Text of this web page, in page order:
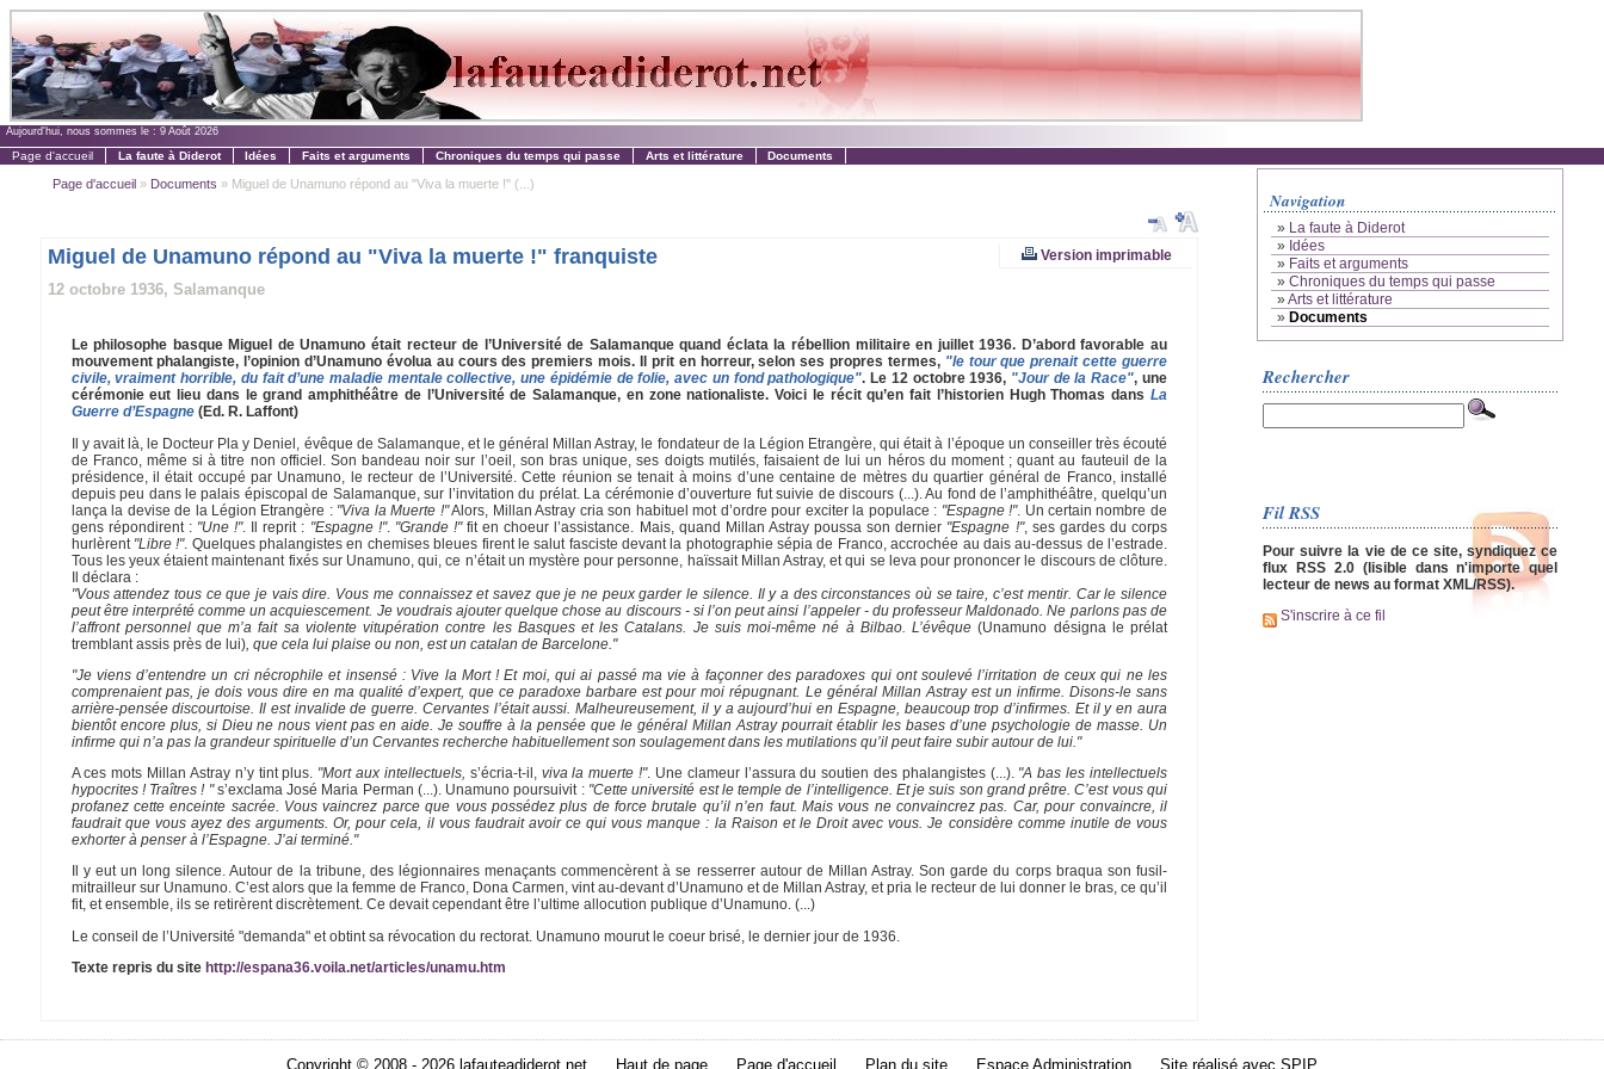
Aujourd'hui, nous sommes le : 9 Août 2026
Page d'accueil La faute à Diderot Idées Faits et arguments Chroniques du temps qui passe Arts et littérature Documents
Page d'accueil» Documents » Miguel de Unamuno répond au "Viva la muerte !" (...)
Version imprimable
Miguel de Unamuno répond au "Viva la muerte !" franquiste
12 octobre 1936, Salamanque
Le philosophe basque Miguel de Unamuno était recteur de l’Université de Salamanque quand éclata la rébellion militaire en juillet 1936. D’abord favorable au
mouvement phalangiste, l’opinion d’Unamuno évolua au cours des premiers mois. Il prit en horreur, selon ses propres termes, "le tour que prenait cette guerre
civile, vraiment horrible, du fait d’une maladie mentale collective, une épidémie de folie, avec un fond pathologique". Le 12 octobre 1936, "Jour de la Race", une
cérémonie eut lieu dans le grand amphithéâtre de l’Université de Salamanque, en zone nationaliste. Voici le récit qu’en fait l’historien Hugh Thomas dans La
Guerre d’Espagne(Ed. R. Laffont)
Il y avait là, le Docteur Pla y Deniel, évêque de Salamanque, et le général Millan Astray, le fondateur de la Légion Etrangère, qui était à l’époque un conseiller très écouté
de Franco, même si à titre non officiel. Son bandeau noir sur l’oeil, son bras unique, ses doigts mutilés, faisaient de lui un héros du moment ; quant au fauteuil de la
présidence, il était occupé par Unamuno, le recteur de l’Université. Cette réunion se tenait à moins d’une centaine de mètres du quartier général de Franco, installé
depuis peu dans le palais épiscopal de Salamanque, sur l’invitation du prélat. La cérémonie d’ouverture fut suivie de discours (...). Au fond de l’amphithéâtre, quelqu’un
lança la devise de la Légion Etrangère : "Viva la Muerte !"Alors, Millan Astray cria son habituel mot d’ordre pour exciter la populace : "Espagne !". Un certain nombre de
gens répondirent : "Une !". Il reprit : "Espagne !". "Grande !"fit en choeur l’assistance. Mais, quand Millan Astray poussa son dernier "Espagne !", ses gardes du corps
hurlèrent "Libre !". Quelques phalangistes en chemises bleues firent le salut fasciste devant la photographie sépia de Franco, accrochée au dais au-dessus de l’estrade.
Tous les yeux étaient maintenant fixés sur Unamuno, qui, ce n’était un mystère pour personne, haïssait Millan Astray, et qui se leva pour prononcer le discours de clôture.
Il déclara :
"Vous attendez tous ce que je vais dire. Vous me connaissez et savez que je ne peux garder le silence. Il y a des circonstances où se taire, c’est mentir. Car le silence
peut être interprété comme un acquiescement. Je voudrais ajouter quelque chose au discours - si l’on peut ainsi l’appeler - du professeur Maldonado. Ne parlons pas de
l’affront personnel que m’a fait sa violente vitupération contre les Basques et les Catalans. Je suis moi-même né à Bilbao. L’évêque (Unamuno désigna le prélat
tremblant assis près de lui), que cela lui plaise ou non, est un catalan de Barcelone."
"Je viens d’entendre un cri nécrophile et insensé : Vive la Mort ! Et moi, qui ai passé ma vie à façonner des paradoxes qui ont soulevé l’irritation de ceux qui ne les
comprenaient pas, je dois vous dire en ma qualité d’expert, que ce paradoxe barbare est pour moi répugnant. Le général Millan Astray est un infirme. Disons-le sans
arrière-pensée discourtoise. Il est invalide de guerre. Cervantes l’était aussi. Malheureusement, il y a aujourd’hui en Espagne, beaucoup trop d’infirmes. Et il y en aura
bientôt encore plus, si Dieu ne nous vient pas en aide. Je souffre à la pensée que le général Millan Astray pourrait établir les bases d’une psychologie de masse. Un
infirme qui n’a pas la grandeur spirituelle d’un Cervantes recherche habituellement son soulagement dans les mutilations qu’il peut faire subir autour de lui."
A ces mots Millan Astray n’y tint plus. "Mort aux intellectuels, s’écria-t-il, viva la muerte !". Une clameur l’assura du soutien des phalangistes (...). "A bas les intellectuels
hypocrites ! Traîtres ! "s’exclama José Maria Perman (...). Unamuno poursuivit : "Cette université est le temple de l’intelligence. Et je suis son grand prêtre. C’est vous qui
profanez cette enceinte sacrée. Vous vaincrez parce que vous possédez plus de force brutale qu’il n’en faut. Mais vous ne convaincrez pas. Car, pour convaincre, il
faudrait que vous ayez des arguments. Or, pour cela, il vous faudrait avoir ce qui vous manque : la Raison et le Droit avec vous. Je considère comme inutile de vous
exhorter à penser à l’Espagne. J’ai terminé."
Il y eut un long silence. Autour de la tribune, des légionnaires menaçants commencèrent à se resserrer autour de Millan Astray. Son garde du corps braqua son fusil-
mitrailleur sur Unamuno. C’est alors que la femme de Franco, Dona Carmen, vint au-devant d’Unamuno et de Millan Astray, et pria le recteur de lui donner le bras, ce qu’il
fit, et ensemble, ils se retirèrent discrètement. Ce devait cependant être l’ultime allocution publique d’Unamuno. (...)
Le conseil de l’Université "demanda" et obtint sa révocation du rectorat. Unamuno mourut le coeur brisé, le dernier jour de 1936.
Texte repris du site http://espana36.voila.net/articles/unamu.htm
Navigation
» La faute à Diderot
» Idées
» Faits et arguments
» Chroniques du temps qui passe
»Arts et littérature
» Documents
Rechercher
Fil RSS
Pour suivre la vie de ce site, syndiquez ce
flux RSS 2.0 (lisible dans n'importe quel
lecteur de news au format XML/RSS).
S'inscrire à ce fil
Copyright © 2008 - 2026 lafauteadiderot.net Haut de page Page d'accueil Plan du site Espace Administration Site réalisé avec SPIP